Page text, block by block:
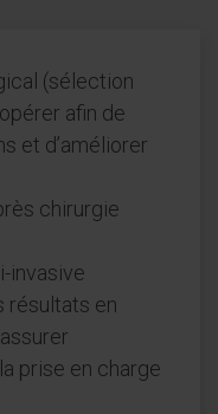
(sélection
afin de
et d’améliorer
chirurgie
invasive
résultats en
prise en charge